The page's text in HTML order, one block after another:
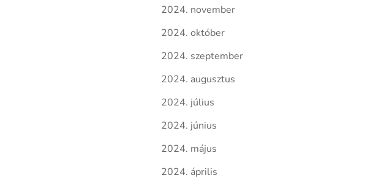
2024. november
2024. október
2024. szeptember
2024. augusztus
2024. július
2024. június
2024. május
2024. április